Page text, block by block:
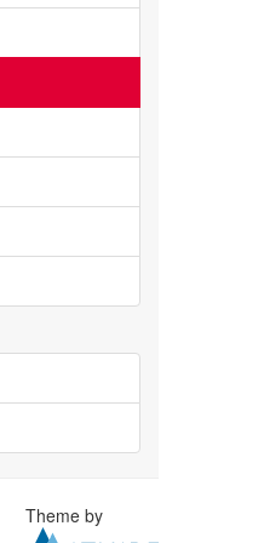
Theme by